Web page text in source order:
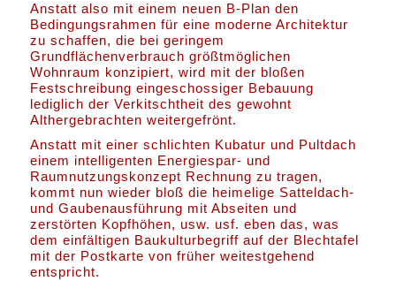
Anstatt also mit einem neuen B-Plan den
Bedingungsrahmen für eine moderne Architektur
zu schaffen, die bei geringem
Grundflächenverbrauch größtmöglichen
Wohnraum konzipiert, wird mit der bloßen
Festschreibung eingeschossiger Bebauung
lediglich der Verkitschtheit des gewohnt
Althergebrachten weitergefrönt.
Anstatt mit einer schlichten Kubatur und Pultdach
einem intelligenten Energiespar- und
Raumnutzungskonzept Rechnung zu tragen,
kommt nun wieder bloß die heimelige Satteldach-
und Gaubenausführung mit Abseiten und
zerstörten Kopfhöhen, usw. usf. eben das, was
dem einfältigen Baukulturbegriff auf der Blechtafel
mit der Postkarte von früher weitestgehend
entspricht.